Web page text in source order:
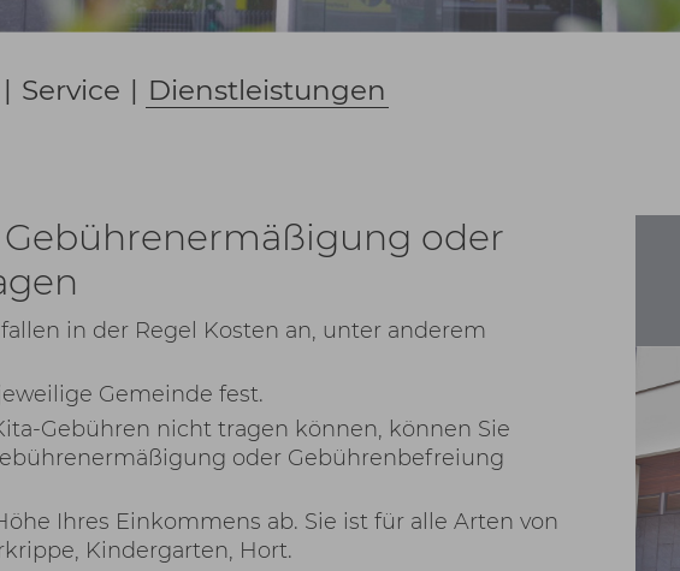
| Service | Dienstleistungen
oder
in der Regel Kosten an, unter anderem
Gemeinde fest.
Gebühren nicht tragen können, können Sie
oder Gebührenbefreiung
Ihres Einkommens ab. Sie ist für alle Arten von
Kindergarten, Hort.